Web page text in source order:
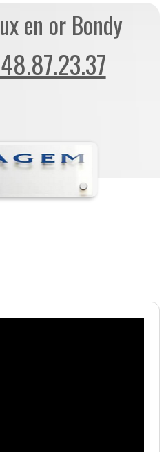
en or Bondy